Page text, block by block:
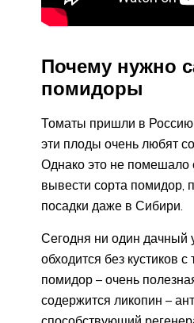
Почему нужно
помидоры
Томаты пришли в
эти плоды очень любят
Однако это не помешало
вывести сорта помидор,
посадки даже в Сибири.
Сегодня ни один дачный
обходится без кустиков
помидор – очень
содержится ликопин –